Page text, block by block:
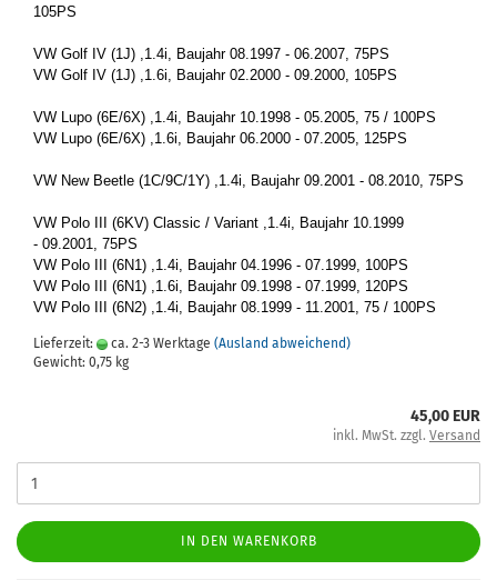
105PS
VW Golf IV (1J) ,1.4i, Bau­jahr 08.1997 - 06.2007, 75PS
VW Golf IV (1J) ,1.6i, Bau­jahr 02.2000 - 09.2000, 105PS
VW Lupo (6E/6X) ,1.4i, Bau­jahr 10.1998 - 05.2005, 75 / 100PS
VW Lupo (6E/6X) ,1.6i, Bau­jahr 06.2000 - 07.2005, 125PS
VW New Beet­le (1C/9C/1Y) ,1.4i, Bau­jahr 09.2001 - 08.2010, 75PS
VW Polo III (6KV) Clas­sic / Va­ri­ant ,1.4i, Bau­jahr 10.1999
- 09.2001, 75PS
VW Polo III (6N1) ,1.4i, Bau­jahr 04.1996 - 07.1999, 100PS
VW Polo III (6N1) ,1.6i, Bau­jahr 09.1998 - 07.1999, 120PS
VW Polo III (6N2) ,1.4i, Bau­jahr 08.1999 - 11.2001, 75 / 100PS
Lieferzeit: ca. 2-3 Werktage (Ausland abweichend)
Gewicht: 0,75 kg
45,00 EUR
inkl. MwSt. zzgl. Versand
IN DEN WARENKORB